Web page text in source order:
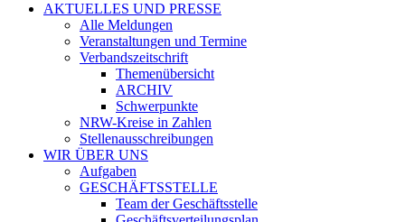
AKTUELLES UND PRESSE
Alle Meldungen
Veranstaltungen und Termine
Verbandszeitschrift
Themenübersicht
ARCHIV
Schwerpunkte
NRW-Kreise in Zahlen
Stellenausschreibungen
WIR ÜBER UNS
Aufgaben
GESCHÄFTSSTELLE
Team der Geschäftsstelle